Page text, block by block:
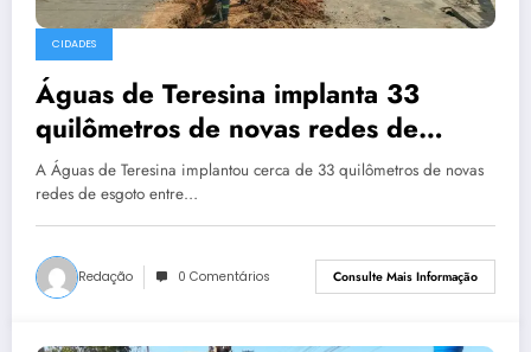
CIDADES
Águas de Teresina implanta 33
quilômetros de novas redes de
esgoto em apenas seis meses
A Águas de Teresina implantou cerca de 33 quilômetros de novas
redes de esgoto entre…
Redação 0 Comentários Consulte Mais Informação